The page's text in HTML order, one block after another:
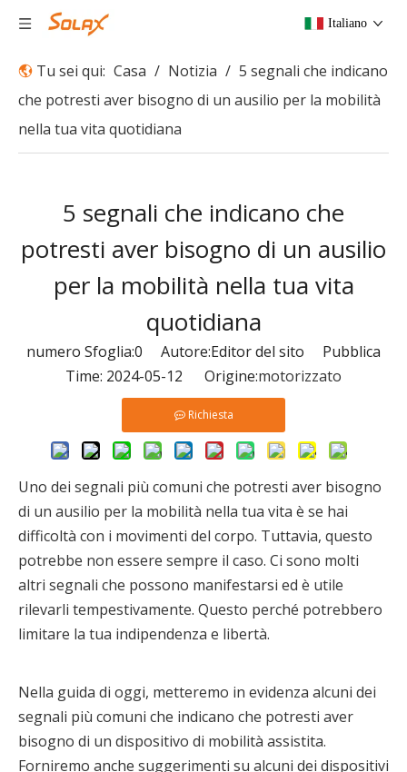
Italiano
Tu sei qui: Casa / Notizia / 5 segnali che indicano
che potresti aver bisogno di un ausilio per la mobilità
nella tua vita quotidiana
5 segnali che indicano che
potresti aver bisogno di un ausilio
per la mobilità nella tua vita
quotidiana
numero Sfoglia:0 Autore:Editor del sito Pubblica
Time: 2024-05-12 Origine:motorizzato
Richiesta
Uno dei segnali più comuni che potresti aver bisogno
di un ausilio per la mobilità nella tua vita è se hai
difficoltà con i movimenti del corpo. Tuttavia, questo
potrebbe non essere sempre il caso. Ci sono molti
altri segnali che possono manifestarsi ed è utile
rilevarli tempestivamente. Questo perché potrebbero
limitare la tua indipendenza e libertà.
Nella guida di oggi, metteremo in evidenza alcuni dei
segnali più comuni che indicano che potresti aver
bisogno di un dispositivo di mobilità assistita.
Forniremo anche suggerimenti su alcuni dei dispositivi